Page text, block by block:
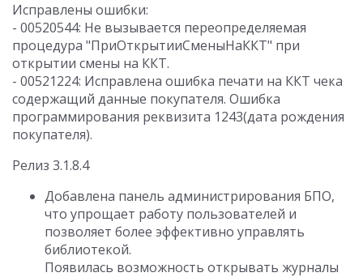
Исправлены ошибки:
- 00520544: Не вызывается переопределяемая
процедура "ПриОткрытииСменыНаККТ" при
открытии смены на ККТ.
- 00521224: Исправлена ошибка печати на ККТ чека
содержащий данные покупателя. Ошибка
программирования реквизита 1243(дата рождения
покупателя).
Релиз 3.1.8.4
Добавлена панель администрирования БПО,
что упрощает работу пользователей и
позволяет более эффективно управлять
библиотекой.
Появилась возможность открывать журналы